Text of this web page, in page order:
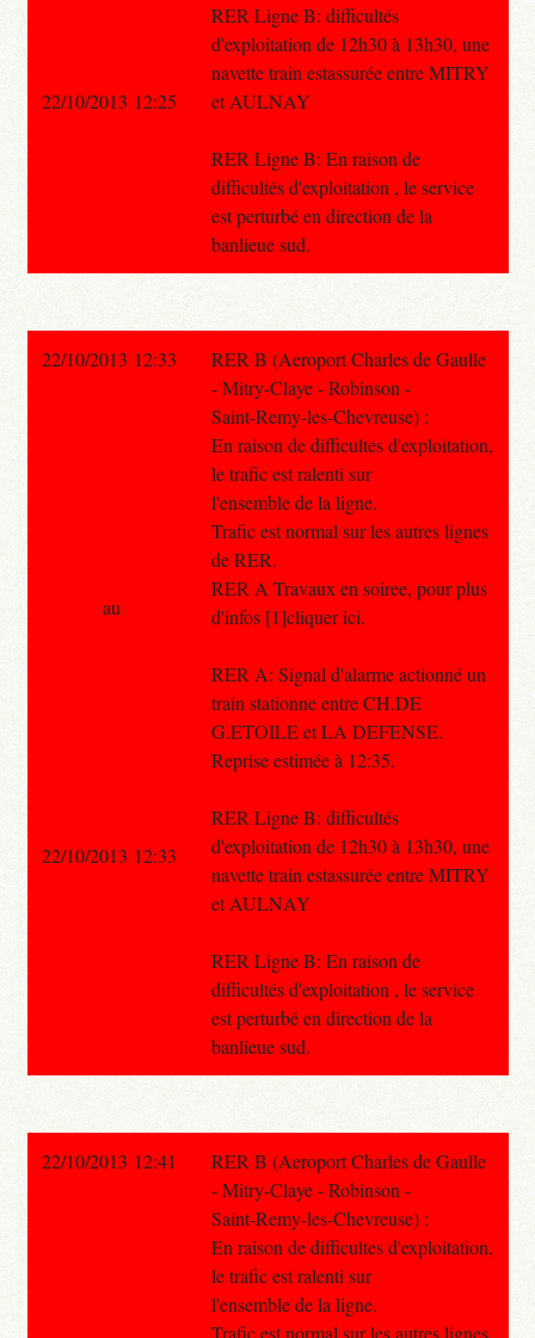
RER Ligne B: difficultés
d'exploitation de 12h30 à 13h30, une
navette train estassurée entre MITRY
et AULNAY
RER Ligne B: En raison de
difficultés d'exploitation , le service
est perturbé en direction de la
banlieue sud.
22/10/2013 12:25
22/10/2013 12:33
RER B (Aeroport Charles de Gaulle
- Mitry-Claye - Robinson -
Saint-Remy-les-Chevreuse) :
En raison de difficultes d'exploitation,
le trafic est ralenti sur
l'ensemble de la ligne.
Trafic est normal sur les autres lignes
de RER.
RER A Travaux en soiree, pour plus
d'infos [1]cliquer ici.
RER A: Signal d'alarme actionné un
train stationne entre CH.DE
G.ETOILE et LA DEFENSE.
Reprise estimée à 12:35.
RER Ligne B: difficultés
d'exploitation de 12h30 à 13h30, une
navette train estassurée entre MITRY
et AULNAY
RER Ligne B: En raison de
difficultés d'exploitation , le service
est perturbé en direction de la
banlieue sud.
au
22/10/2013 12:33
22/10/2013 12:41
RER B (Aeroport Charles de Gaulle
- Mitry-Claye - Robinson -
Saint-Remy-les-Chevreuse) :
En raison de difficultes d'exploitation,
le trafic est ralenti sur
l'ensemble de la ligne.
Trafic est normal sur les autres lignes